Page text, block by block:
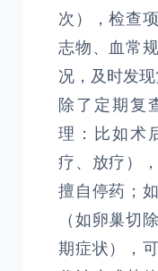
次），检查
志物、血常
况，及时发现
除了定期复
理：比如术
疗、放疗）
擅自停药；
（如卵巢切
期症状），